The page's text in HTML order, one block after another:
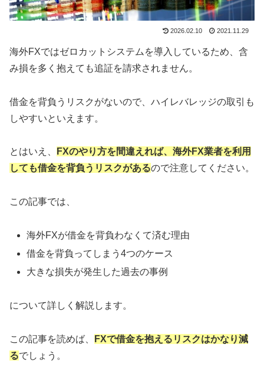
2026.02.10 2021.11.29
海外FXではゼロカットシステムを導入しているため、含
み損を多く抱えても追証を請求されません。
借金を背負うリスクがないので、ハイレバレッジの取引も
しやすいといえます。
とはいえ、
FXのやり方を間違えれば、海外FX業者を利用
しても借金を背負うリスクがあるので注意してください。
この記事では、
海外FXが借金を背負わなくて済む理由
借金を背負ってしまう4つのケース
大きな損失が発生した過去の事例
について詳しく解説します。
この記事を読めば、
FXで借金を抱えるリスクはかなり減
るでしょう。